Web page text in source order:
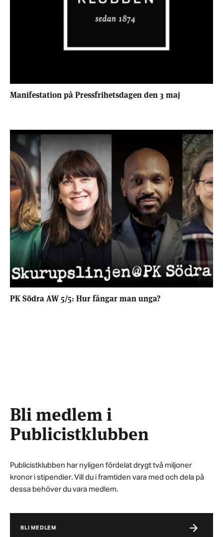
Manifestation på Pressfrihetsdagen den 3 maj
PK Södra AW 5/5: Hur fångar man unga?
Bli medlem i
Publicistklubben
Publicistklubben har nyligen fördelat drygt två miljoner
kronor i stipendier. Vill du i framtiden vara med och dela på
dessa behöver du vara medlem.
BLI MEDLEM